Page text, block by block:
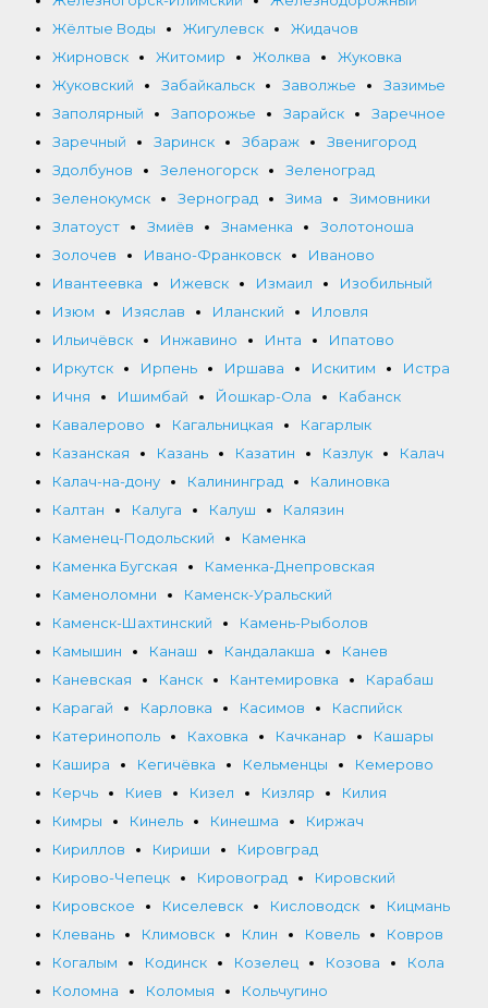
Жёлтые Воды
Жигулевск
Жидачов
Жирновск
Житомир Жолква
Жуковка
Жуковский
Забайкальск Заволжье
Зазимье
Заполярный
Запорожье Зарайск
Заречное
Заречный
Заринск Збараж
Звенигород
Здолбунов
Зеленогорск
Зеленоград
Зеленокумск
Зерноград Зима
Зимовники
Златоуст
Змиёв Знаменка
Золотоноша
Золочев
Ивано-Франковск
Иваново
Ивантеевка
Ижевск Измаил
Изобильный
Изюм
Изяслав Иланский
Иловля
Ильичёвск
Инжавино Инта
Ипатово
Иркутск
Ирпень Иршава Искитим
Истра
Ичня
Ишимбай Йошкар-Ола
Кабанск
Кавалерово
Кагальницкая
Кагарлык
Казанская
Казань Казатин Казлук
Калач
Калач-на-дону
Калининград
Калиновка
Калтан
Калуга Калуш
Калязин
Каменец-Подольский
Каменка
Каменка Бугская
Каменка-Днепровская
Каменоломни
Каменск-Уральский
Каменск-Шахтинский
Камень-Рыболов
Камышин
Канаш Кандалакша
Канев
Каневская
Канск Кантемировка
Карабаш
Карагай
Карловка Касимов
Каспийск
Катеринополь
Каховка Качканар
Кашары
Кашира
Кегичёвка Кельменцы
Кемерово
Керчь
Киев Кизел Кизляр
Килия
Кимры
Кинель Кинешма
Киржач
Кириллов
Кириши
Кировград
Кирово-Чепецк
Кировоград
Кировский
Кировское
Киселевск Кисловодск
Кицмань
Клевань
Климовск Клин Ковель
Ковров
Когалым
Кодинск Козелец Козова
Кола
Коломна
Коломыя
Кольчугино